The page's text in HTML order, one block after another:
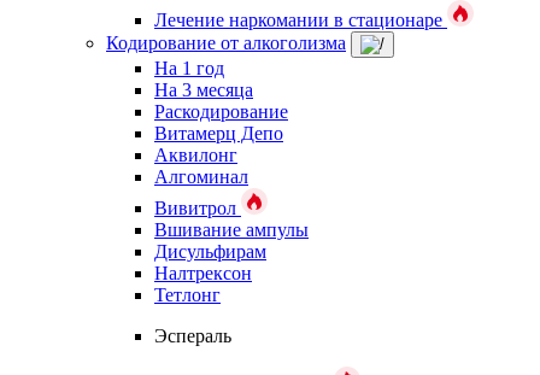
Лечение наркомании в стационаре
Кодирование от алкоголизма
На 1 год
На 3 месяца
Раскодирование
Витамерц Депо
Аквилонг
Алгоминал
Вивитрол
Вшивание ампулы
Дисульфирам
Налтрексон
Тетлонг
Эспераль